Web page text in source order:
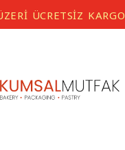
ÜCRETSİZ KARGO